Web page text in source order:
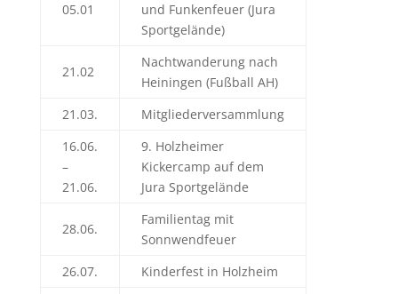
05.01
und Funkenfeuer (Jura
Sportgelände)
21.02
Nachtwanderung nach
Heiningen (Fußball AH)
21.03.
Mitgliederversammlung
16.06.
–
21.06.
9. Holzheimer
Kickercamp auf dem
Jura Sportgelände
28.06.
Familientag mit
Sonnwendfeuer
26.07.
Kinderfest in Holzheim